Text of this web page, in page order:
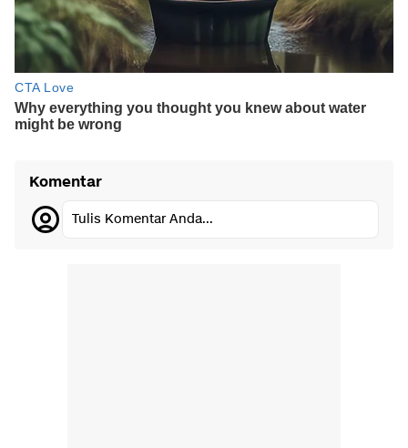
Komentar
Tulis Komentar Anda...